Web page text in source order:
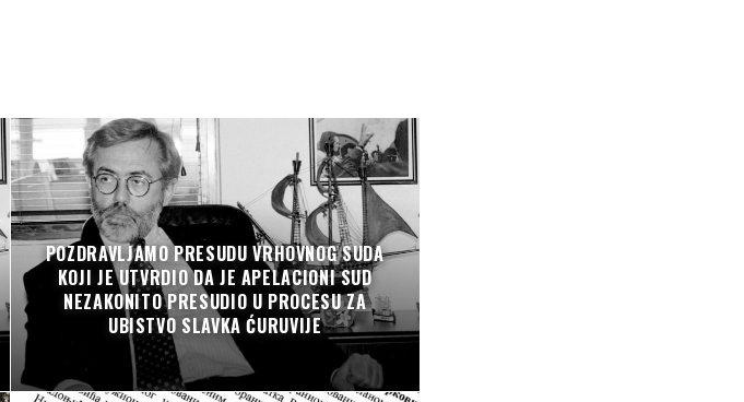
POZDRAVLJAMO PRESUDU VRHOVNOG SUDA
KOJI JE UTVRDIO DA JE APELACIONI SUD
NEZAKONITO PRESUDIO U PROCESU ZA
UBISTVO SLAVKA ĆURUVIJE